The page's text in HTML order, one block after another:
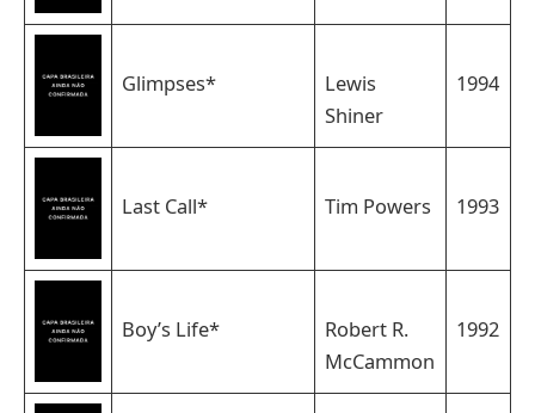
Glimpses*
Lewis
Shiner
1994
Last Call* Tim Powers 1993
Boy’s Life*
Robert R.
McCammon
1992